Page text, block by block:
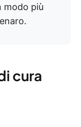
modo più
cura